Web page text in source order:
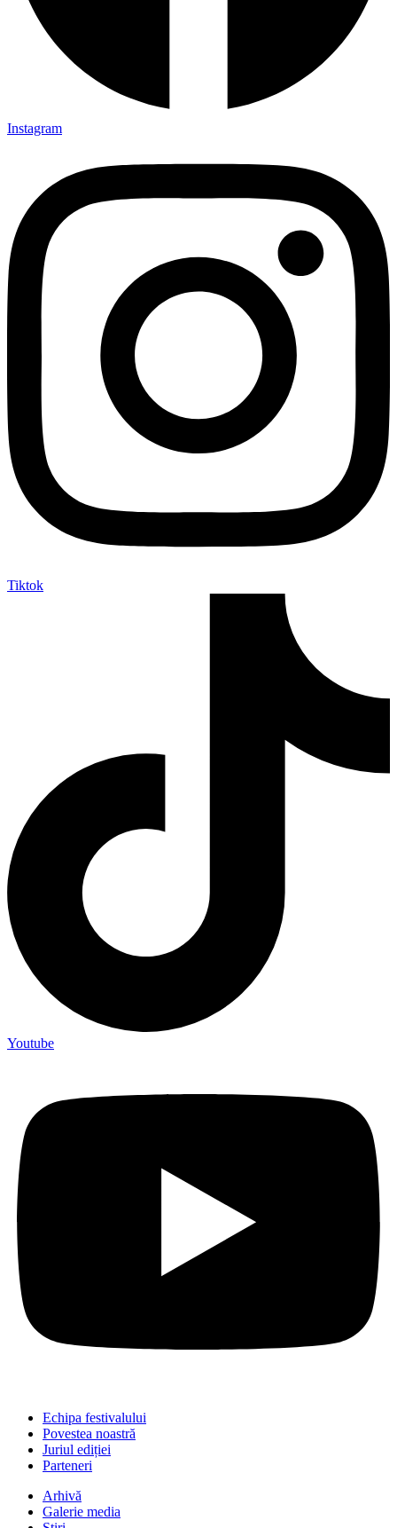
Instagram
Tiktok
Youtube
Echipa festivalului
Povestea noastră
Juriul ediției
Parteneri
Arhivă
Galerie media